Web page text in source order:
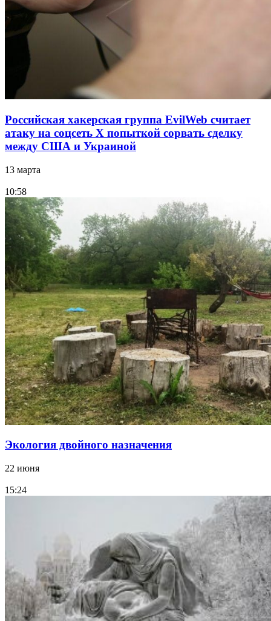
Российская хакерская группа EvilWeb считает
атаку на соцсеть Х попыткой сорвать сделку
между США и Украиной
13 марта
10:58
Экология двойного назначения
22 июня
15:24